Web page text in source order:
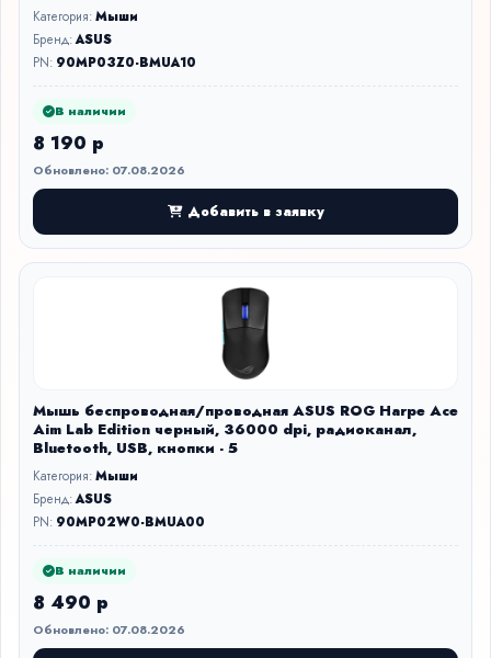
Категория:Мыши
Бренд:ASUS
PN: 90MP03Z0-BMUA10
В наличии
8 190 р
Обновлено: 07.08.2026
Добавить в заявку
Мышь беспроводная/проводная ASUS ROG Harpe Ace
Aim Lab Edition черный, 36000 dpi, радиоканал,
Bluetooth, USB, кнопки - 5
Категория:Мыши
Бренд:ASUS
PN: 90MP02W0-BMUA00
В наличии
8 490 р
Обновлено: 07.08.2026